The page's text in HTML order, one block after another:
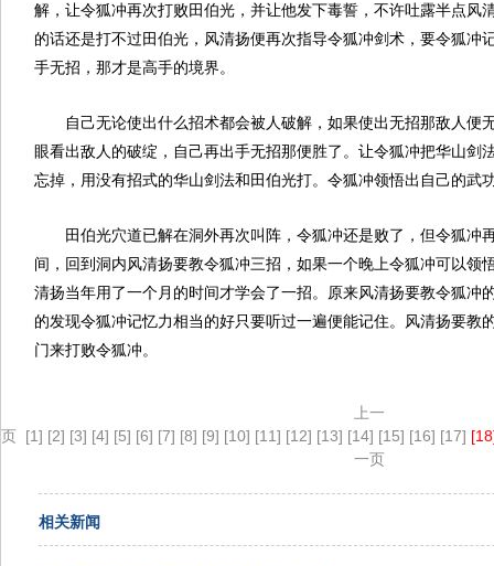
解，让令狐冲再次打败田伯光，并让他发下毒誓，不许吐露半点风
的话还是打不过田伯光，风清扬便再次指导令狐冲剑术，要令狐冲
手无招，那才是高手的境界。
自己无论使出什么招术都会被人破解，如果使出无招那敌人便
眼看出敌人的破绽，自己再出手无招那便胜了。让令狐冲把华山剑
忘掉，用没有招式的华山剑法和田伯光打。令狐冲领悟出自己的武
田伯光穴道已解在洞外再次叫阵，令狐冲还是败了，但令狐冲
间，回到洞内风清扬要教令狐冲三招，如果一个晚上令狐冲可以领
清扬当年用了一个月的时间才学会了一招。原来风清扬要教令狐冲
的发现令狐冲记忆力相当的好只要听过一遍便能记住。风清扬要教
门来打败令狐冲。
上一
页 [1] [2] [3] [4] [5] [6] [7] [8] [9] [10] [11] [12] [13] [14] [15] [16] [17]
一页
相关新闻